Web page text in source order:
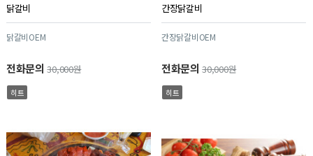
닭갈비
닭갈비OEM
전화문의30,000원
히트
간장닭갈비
간장닭갈비OEM
전화문의30,000원
히트